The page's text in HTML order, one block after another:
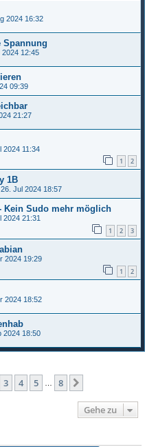
2024 16:32
Spannung
2024 12:45
09:39
21:27
2024 11:34
1 2
1B
26. Jul 2024 18:57
Kein Sudo mehr möglich
2024 21:31
1 2 3
2024 19:29
1 2
2024 18:52
2024 18:50
3 4 5 8
Gehe zu